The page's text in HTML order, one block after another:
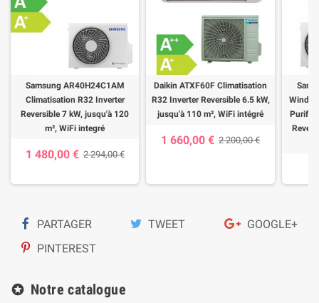
Samsung AR40H24C1AM
Climatisation R32 Inverter
Reversible 7 kW, jusqu'à 120
m², WiFi integré
1 480,00 € 2 294,00 €
Daikin ATXF60F Climatisation
R32 Inverter Reversible 6.5 kW,
jusqu'à 110 m², WiFi intégré
1 660,00 € 2 200,00 €
Wind-
PARTAGER TWEET
GOOGLE+
PINTEREST
stars Notre catalogue